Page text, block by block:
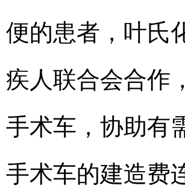
便的患者，叶氏
疾人联合会合作
手术车，协助有
手术车的建造费